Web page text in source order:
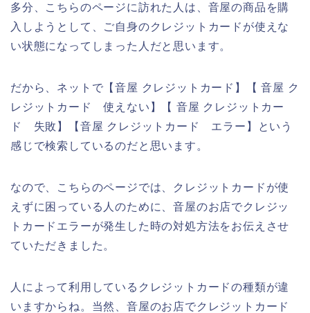
多分、こちらのページに訪れた人は、音屋の商品を購
入しようとして、ご自身のクレジットカードが使えな
い状態になってしまった人だと思います。
だから、ネットで【音屋 クレジットカード】【 音屋 ク
レジットカード 使えない】【 音屋 クレジットカー
ド 失敗】【音屋 クレジットカード エラー】という
感じで検索しているのだと思います。
なので、こちらのページでは、クレジットカードが使
えずに困っている人のために、音屋のお店でクレジッ
トカードエラーが発生した時の対処方法をお伝えさせ
ていただきました。
人によって利用しているクレジットカードの種類が違
いますからね。当然、音屋のお店でクレジットカード